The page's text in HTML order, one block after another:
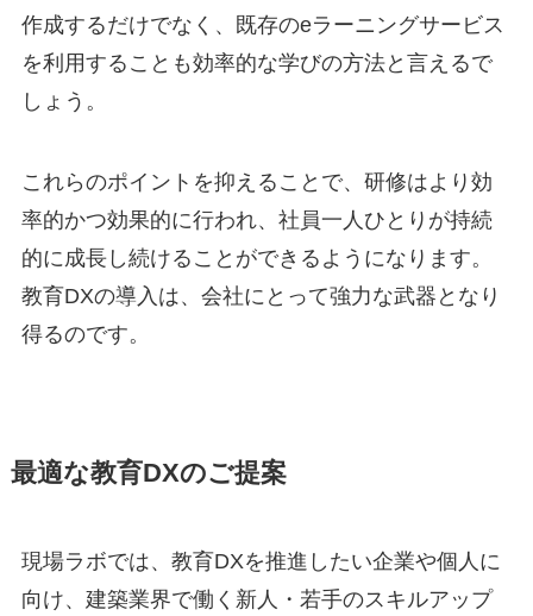
作成するだけでなく、既存のeラーニングサービス
を利用することも効率的な学びの方法と言えるで
しょう。
これらのポイントを抑えることで、研修はより効
率的かつ効果的に行われ、社員一人ひとりが持続
的に成長し続けることができるようになります。
教育DXの導入は、会社にとって強力な武器となり
得るのです。
最適な教育DXのご提案
現場ラボでは、教育DXを推進したい企業や個人に
向け、建築業界で働く新人・若手のスキルアップ